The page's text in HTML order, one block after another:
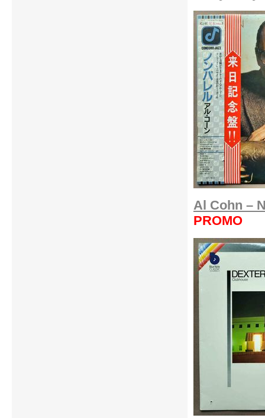
Al Cohn –
PROMO